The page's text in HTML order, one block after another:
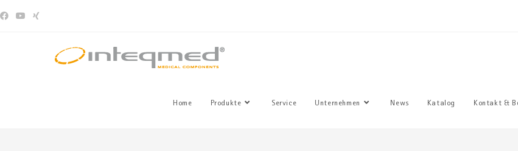
Home Produkte Service Unternehmen News Katalog Kontakt &